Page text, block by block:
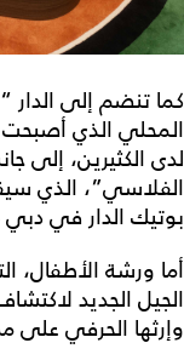
المحلي الذي أصبحت
لدى الكثيرين،
الفلاسي”، الذي
بوتيك الدار في
أما ورشة الأطفال،
وإرثها الحرفي على